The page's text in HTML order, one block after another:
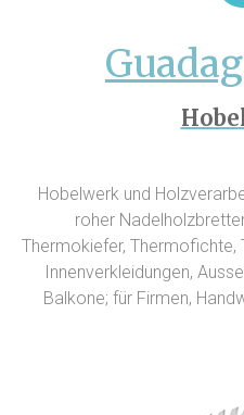
Hobelwerk und
roher
Thermokiefer, Thermofichte,
Innenverkleidungen,
Balkone; für Firmen,